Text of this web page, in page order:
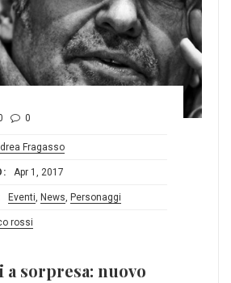
0
Fragasso
Apr 1, 2017
Eventi, News, Personaggi
rossi
a sorpresa: nuovo